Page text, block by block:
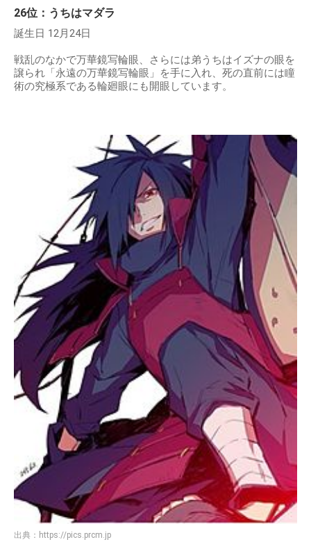
26位：うちはマダラ
誕生日 12月24日
戦乱のなかで万華鏡写輪眼、さらには弟うちはイズナの眼を
譲られ「永遠の万華鏡写輪眼」を手に入れ、死の直前には瞳
術の究極系である輪廻眼にも開眼しています。
出典： https://pics.prcm.jp